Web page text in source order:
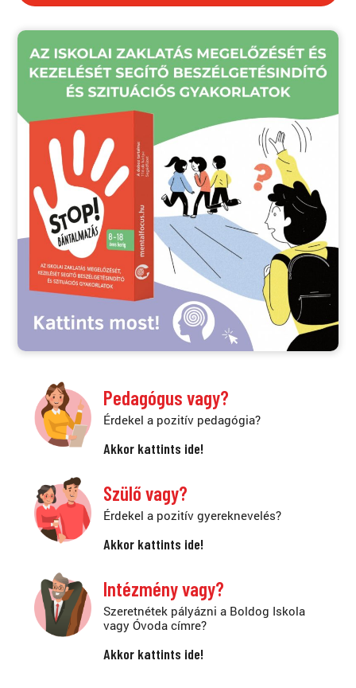
Pedagógus vagy?
Érdekel a pozitív pedagógia?
Akkor kattints ide!
Szülő vagy?
Érdekel a pozitív gyereknevelés?
Akkor kattints ide!
Intézmény vagy?
Szeretnétek pályázni a Boldog Iskola
vagy Óvoda címre?
Akkor kattints ide!